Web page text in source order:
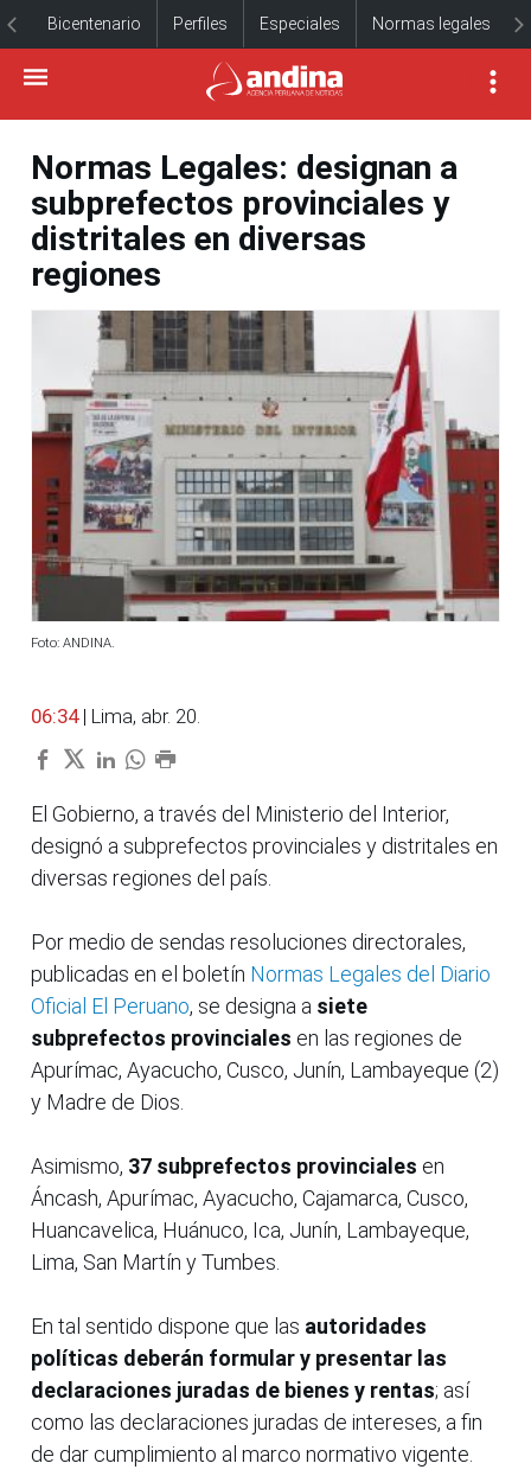
Bicentenario Perfiles Especiales Normas legales
Normas Legales: designan a
subprefectos provinciales y
distritales en diversas
regiones
Foto: ANDINA.
06:34 | Lima, abr. 20.
El Gobierno, a través del Ministerio del Interior,
designó a subprefectos provinciales y distritales en
diversas regiones del país.
Por medio de sendas resoluciones directorales,
publicadas en el boletín Normas Legales del Diario
Oficial El Peruano, se designa a siete
subprefectos provinciales en las regiones de
Apurímac, Ayacucho, Cusco, Junín, Lambayeque (2)
y Madre de Dios.
Asimismo, 37 subprefectos provinciales en
Áncash, Apurímac, Ayacucho, Cajamarca, Cusco,
Huancavelica, Huánuco, Ica, Junín, Lambayeque,
Lima, San Martín y Tumbes.
En tal sentido dispone que las autoridades
políticas deberán formular y presentar las
declaraciones juradas de bienes y rentas; así
como las declaraciones juradas de intereses, a fin
de dar cumplimiento al marco normativo vigente.